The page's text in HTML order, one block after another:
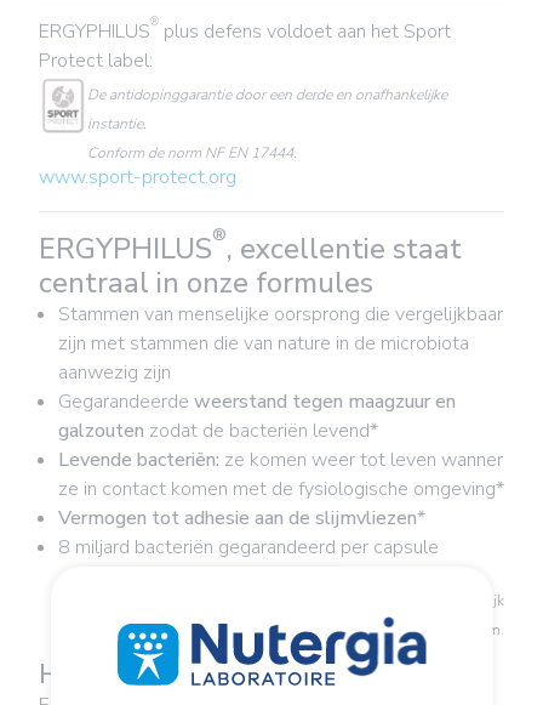
ERGYPHILUS® plus defens voldoet aan het Sport
Protect label:
De antidopinggarantie door een derde en onafhankelijke
instantie.
Conform de norm NF EN 17444.
www.sport-protect.org
ERGYPHILUS®, excellentie staat
centraal in onze formules
Stammen van menselijke oorsprong die vergelijkbaar
zijn met stammen die van nature in de microbiota
aanwezig zijn
Gegarandeerde weerstand tegen maagzuur en
galzouten zodat de bacteriën levend*
Levende bacteriën: ze komen weer tot leven wanner
ze in contact komen met de fysiologische omgeving*
Vermogen tot adhesie aan de slijmvliezen*
8 miljard bacteriën gegarandeerd per capsule
tests op afgewerkte producten door een onafhankelijk
laboratorium.
Het voordeel van deze formule